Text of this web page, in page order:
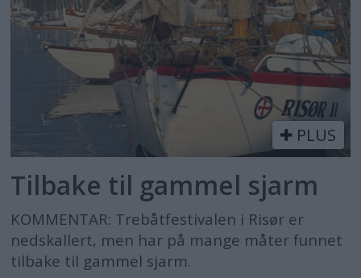
PLUS
Tilbake til gammel sjarm
KOMMENTAR: Trebåtfestivalen i Risør er
nedskallert, men har på mange måter funnet
tilbake til gammel sjarm.